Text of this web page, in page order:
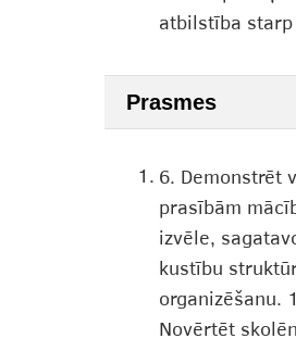
atbilstība
Prasmes
1. 6. Demonstrēt
prasībām
izvēle,
kustību
organizēšanu.
Novērtēt